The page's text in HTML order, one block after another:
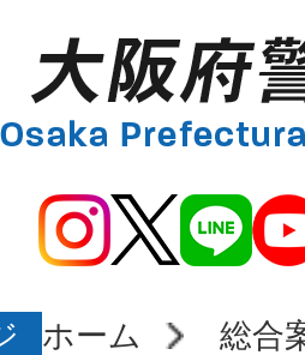
ホーム 総合